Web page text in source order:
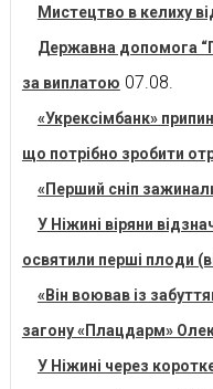
Мистецтво в келиху
Державна допомога
за виплатою 07.08.
«Укрексімбанк»
що потрібно зробити
«Перший сніп
У Ніжині віряни
освятили перші плоди
«Він воював із
загону «Плацдарм»
У Ніжині через